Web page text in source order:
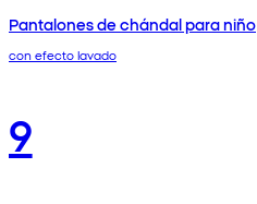
Pantalones de chándal para niño
con efecto lavado
9